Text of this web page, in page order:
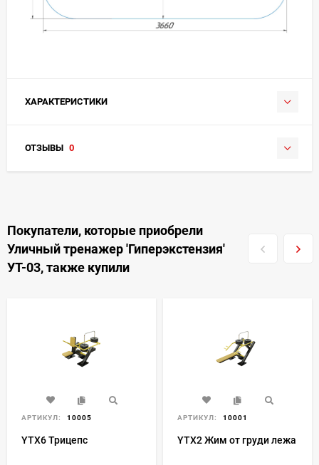
ХАРАКТЕРИСТИКИ
ОТЗЫВЫ 0
Покупатели, которые приобрели
Уличный тренажер 'Гиперэкстензия'
УТ-03, также купили
АРТИКУЛ: 10005
YTX6 Трицепс
АРТИКУЛ: 10001
YTX2 Жим от груди лежа